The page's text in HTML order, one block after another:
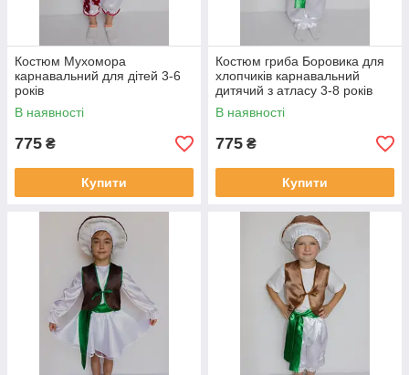
Костюм Мухомора
карнавальний для дітей 3-6
років
В наявності
775 ₴
Купити
Костюм гриба Боровика для
хлопчиків карнавальний
дитячий з атласу 3-8 років
№2
В наявності
775 ₴
Купити